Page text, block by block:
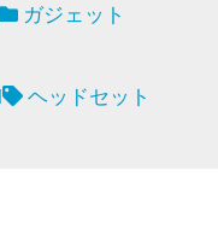
ガジェット
ヘッドセット